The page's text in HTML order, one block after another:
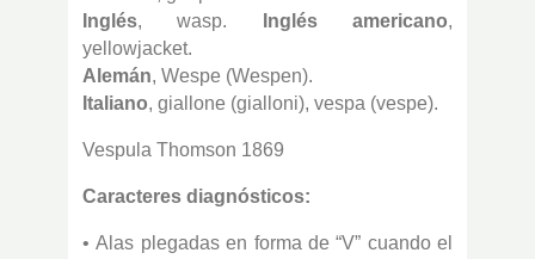
Inglés, wasp. Inglés americano,
yellowjacket.
Alemán, Wespe (Wespen).
Italiano, giallone (gialloni), vespa (vespe).
Vespula Thomson 1869
Caracteres diagnósticos:
• Alas plegadas en forma de “V” cuando el